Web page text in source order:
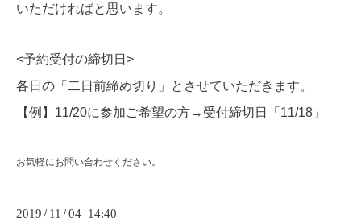
いただければと思います。
<予約受付の締切日>
各日の「二日前締め切り」とさせていただきます。
【例】11/20に参加ご希望の方→受付締切日「11/18」
お気軽にお問い合わせください。
2019 / 11 /04 14:40